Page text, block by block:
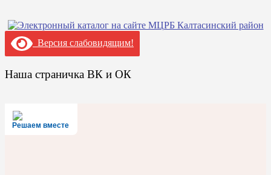
Версия слабовидящим!
Наша страничка ВК и ОК
Решаем вместе